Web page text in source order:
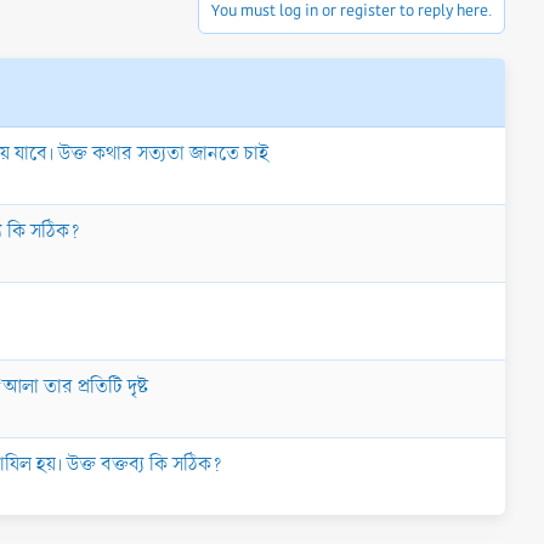
You must log in or register to reply here.
যাবে। উক্ত কথার সত্যতা জানতে চাই
কি সঠিক?
তার প্রতিটি দৃষ্ট
হয়। উক্ত বক্তব্য কি সঠিক?